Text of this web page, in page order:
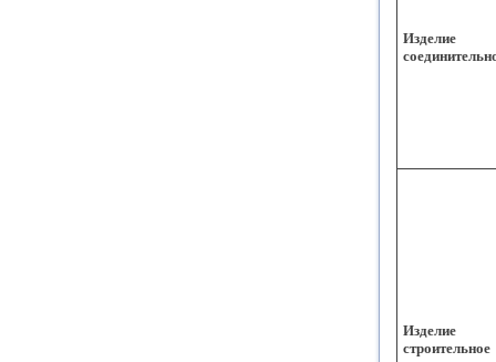
Изделие
Изделие
строительное